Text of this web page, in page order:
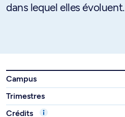
dans lequel elles évoluent.
Campus
Trimestres
Crédits